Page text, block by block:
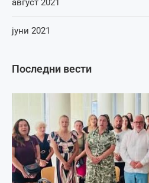
Последни вести
јуни 2021